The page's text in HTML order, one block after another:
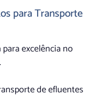
para Transporte
excelência no
de efluentes